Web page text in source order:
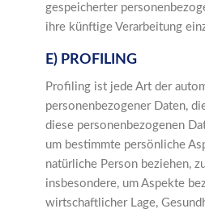
gespeicherter
ihre künftige Verarbeitung
E) PROFILING
Profiling ist jede Art der
personenbezogener Daten,
diese personenbezogenen
um bestimmte persönliche
natürliche Person beziehen,
insbesondere, um Aspekte
wirtschaftlicher Lage,